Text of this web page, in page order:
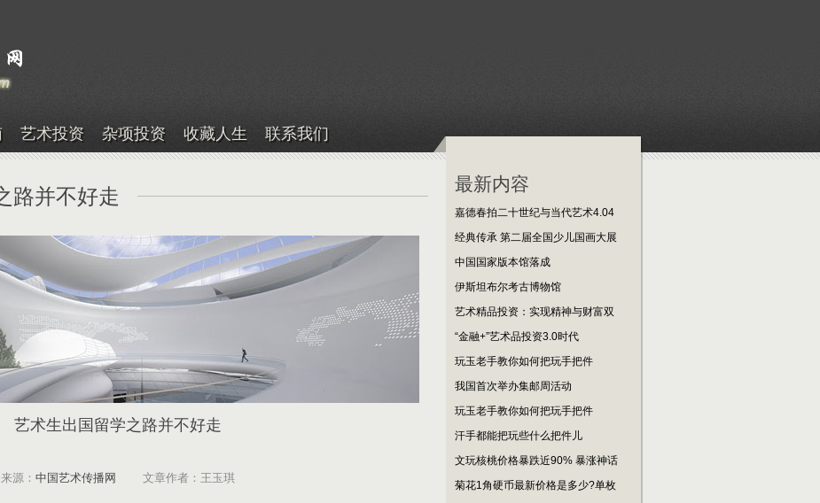
艺术投资 杂项投资 收藏人生 联系我们
路并不好走
艺术生出国留学之路并不好走
来源： 中国艺术传播网 文章作者：王玉琪
最新内容
嘉德春拍二十世纪与当代艺术4.04
经典传承 第二届全国少儿国画大展
中国国家版本馆落成
伊斯坦布尔考古博物馆
艺术精品投资：实现精神与财富双
“金融+”艺术品投资3.0时代
玩玉老手教你如何把玩手把件
我国首次举办集邮周活动
玩玉老手教你如何把玩手把件
汗手都能把玩些什么把件儿
文玩核桃价格暴跌近90% 暴涨神话
菊花1角硬币最新价格是多少?单枚